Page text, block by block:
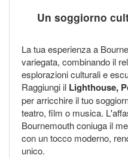
Un soggiorno
La tua esperienza a
variegata, combinando il
esplorazioni culturali e
Raggiungi il Lighthouse,
per arricchire il tuo
teatro, film o musica.
Bournemouth coniuga il
con un tocco moderno,
unico.